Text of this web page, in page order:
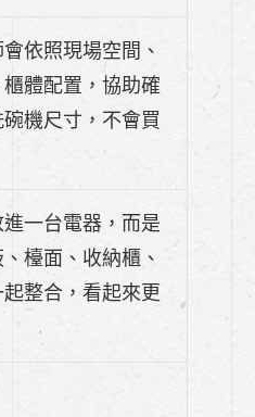
依照現場空間、
體配置，協助確
機尺寸，不會買
一台電器，而是
檯面、收納櫃、
整合，看起來更